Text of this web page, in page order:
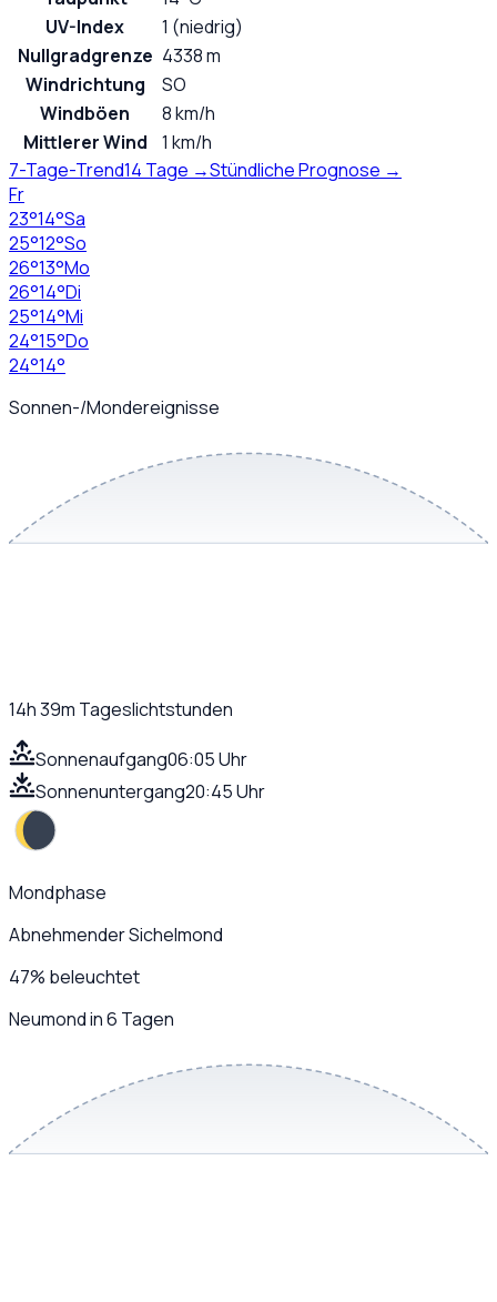
UV-Index
1 (niedrig)
Nullgradgrenze 4338 m
Windrichtung
SO
Windböen
8 km/h
Mittlerer Wind
1 km/h
7-Tage-Trend14 Tage →Stündliche Prognose →
Fr
23°14°Sa
25°12°So
26°13°Mo
26°14°Di
25°14°Mi
24°15°Do
24°14°
Sonnen-/Mondereignisse
14h 39m Tageslichtstunden
Sonnenaufgang06:05 Uhr
Sonnenuntergang20:45 Uhr
Mondphase
Abnehmender Sichelmond
47% beleuchtet
Neumond in 6 Tagen